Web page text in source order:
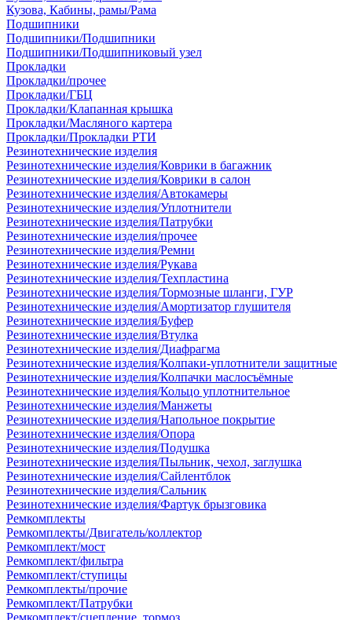
Кузова, Кабины, рамы/Рама
Подшипники
Подшипники/Подшипники
Подшипники/Подшипниковый узел
Прокладки
Прокладки/прочее
Прокладки/ГБЦ
Прокладки/Клапанная крышка
Прокладки/Масляного картера
Прокладки/Прокладки РТИ
Резинотехнические изделия
Резинотехнические изделия/Коврики в багажник
Резинотехнические изделия/Коврики в салон
Резинотехнические изделия/Автокамеры
Резинотехнические изделия/Уплотнители
Резинотехнические изделия/Патрубки
Резинотехнические изделия/прочее
Резинотехнические изделия/Ремни
Резинотехнические изделия/Рукава
Резинотехнические изделия/Техпластина
Резинотехнические изделия/Тормозные шланги, ГУР
Резинотехнические изделия/Амортизатор глушителя
Резинотехнические изделия/Буфер
Резинотехнические изделия/Втулка
Резинотехнические изделия/Диафрагма
Резинотехнические изделия/Колпаки-уплотнители защитные
Резинотехнические изделия/Колпачки маслосъёмные
Резинотехнические изделия/Кольцо уплотнительное
Резинотехнические изделия/Манжеты
Резинотехнические изделия/Напольное покрытие
Резинотехнические изделия/Опора
Резинотехнические изделия/Подушка
Резинотехнические изделия/Пыльник, чехол, заглушка
Резинотехнические изделия/Сайлентблок
Резинотехнические изделия/Сальник
Резинотехнические изделия/Фартук брызговика
Ремкомплекты
Ремкомплекты/Двигатель/коллектор
Ремкомплект/мост
Ремкомплект/фильтра
Ремкомплект/ступицы
Ремкомплекты/прочие
Ремкомплект/Патрубки
Ремкомплект/сцепление, тормоз